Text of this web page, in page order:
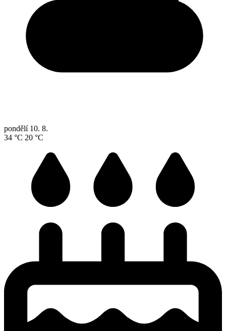
pondělí 10. 8.
34 °C 20 °C